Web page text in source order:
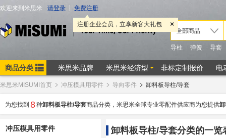
米思米MISUMI首页 冲压模具用零件 导向零件 卸料板导柱/导套
为您找到 8种卸料板导柱/导套商品分类，米思米全球专业零配件供应商为您提供
冲压模具用零件 卸料板导柱/导套分类的一览